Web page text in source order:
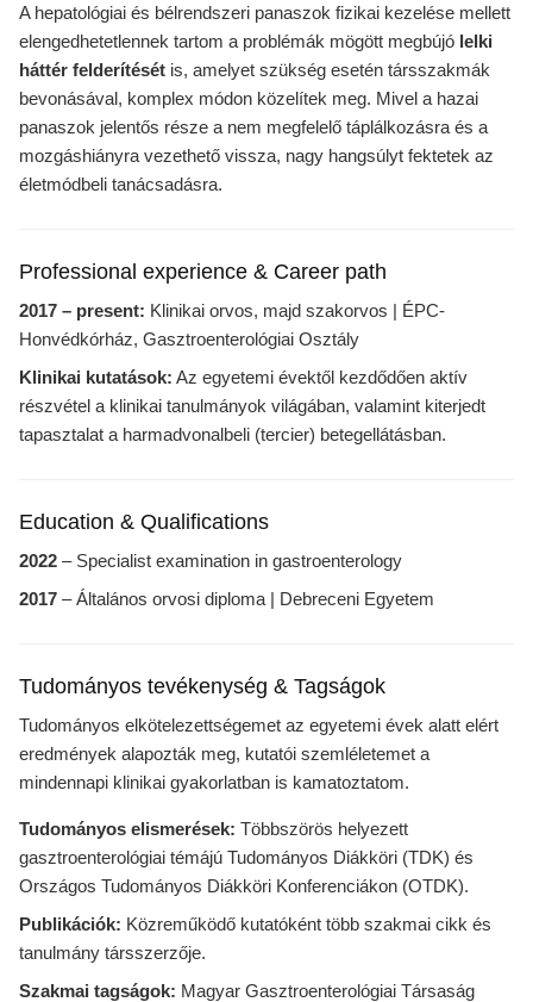
A hepatológiai és bélrendszeri panaszok fizikai kezelése mellett
elengedhetetlennek tartom a problémák mögött megbújó lelki
háttér felderítését is, amelyet szükség esetén társszakmák
bevonásával, komplex módon közelítek meg. Mivel a hazai
panaszok jelentős része a nem megfelelő táplálkozásra és a
mozgáshiányra vezethető vissza, nagy hangsúlyt fektetek az
életmódbeli tanácsadásra.
Professional experience & Career path
2017 – present: Klinikai orvos, majd szakorvos | ÉPC-
Honvédkórház, Gasztroenterológiai Osztály
Klinikai kutatások: Az egyetemi évektől kezdődően aktív
részvétel a klinikai tanulmányok világában, valamint kiterjedt
tapasztalat a harmadvonalbeli (tercier) betegellátásban.
Education & Qualifications
2022 – Specialist examination in gastroenterology
2017 – Általános orvosi diploma | Debreceni Egyetem
Tudományos tevékenység & Tagságok
Tudományos elkötelezettségemet az egyetemi évek alatt elért
eredmények alapozták meg, kutatói szemléletemet a
mindennapi klinikai gyakorlatban is kamatoztatom.
Tudományos elismerések: Többszörös helyezett
gasztroenterológiai témájú Tudományos Diákköri (TDK) és
Országos Tudományos Diákköri Konferenciákon (OTDK).
Publikációk: Közreműködő kutatóként több szakmai cikk és
tanulmány társszerzője.
Szakmai tagságok: Magyar Gasztroenterológiai Társaság